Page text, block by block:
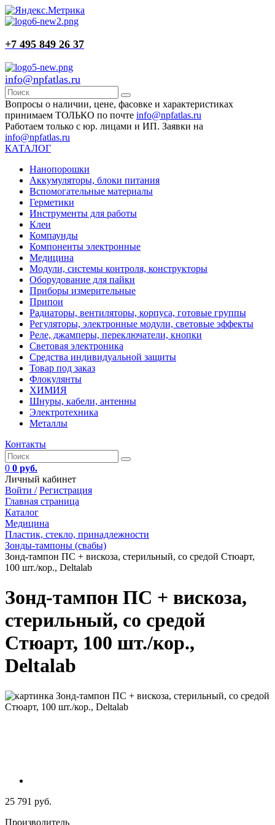
+7 495 849 26 37
info@npfatlas.ru
Вопросы о наличии, цене, фасовке и характеристиках
принимаем ТОЛЬКО по почте info@npfatlas.ru
Работаем только с юр. лицами и ИП. Заявки на
info@npfatlas.ru
КАТАЛОГ
Нанопорошки
Аккумуляторы, блоки питания
Вспомогательные материалы
Герметики
Инструменты для работы
Клеи
Компаунды
Компоненты электронные
Медицина
Модули, системы контроля, конструкторы
Оборудование для пайки
Приборы измерительные
Припои
Радиаторы, вентиляторы, корпуса, готовые группы
Регуляторы, электронные модули, световые эффекты
Реле, джамперы, переключатели, кнопки
Световая электроника
Средства индивидуальной защиты
Товар под заказ
Флокулянты
ХИМИЯ
Шнуры, кабели, антенны
Электротехника
Металлы
Контакты
0 0 руб.
Личный кабинет
Войти / Регистрация
Главная страница
Каталог
Медицина
Пластик, стекло, принадлежности
Зонды-тампоны (свабы)
Зонд-тампон ПС + вискоза, стерильный, со средой Стюарт,
100 шт./кор., Deltalab
Зонд-тампон ПС + вискоза,
стерильный, со средой
Стюарт, 100 шт./кор.,
Deltalab
25 791 руб.
Производитель